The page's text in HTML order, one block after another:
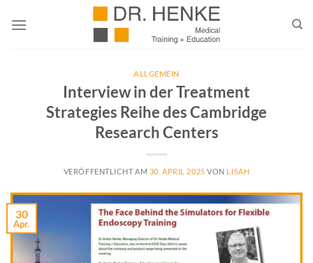
Inhalt
ALLGEMEIN
Interview in der Treatment
Strategies Reihe des Cambridge
Research Centers
VERÖFFENTLICHT AM 30. APRIL 2025 VON LISAH
30
Apr.